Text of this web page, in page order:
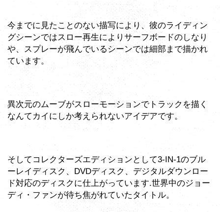
今までに見たことのない描写により、彼のライディン
グシーンではスロー再生によりサーフボードのしなり
や、スプレーが飛んでいるシーンでは細部まで描かれ
ています。
異次元のムーブがスローモーションでトラックを描く
なんてカイにしか考えられないアイデアです。
そしてコレクターズエディションとして3-IN-1のブル
ーレイディスク、DVDディスク、デジタルダウンロー
ド対応のディスクに仕上がっています.世界中のジョー
ディ・ファンが待ち焦がれていたタイトル。